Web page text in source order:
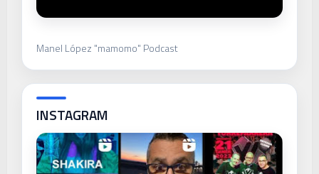
Manel López "mamomo" Podcast
INSTAGRAM